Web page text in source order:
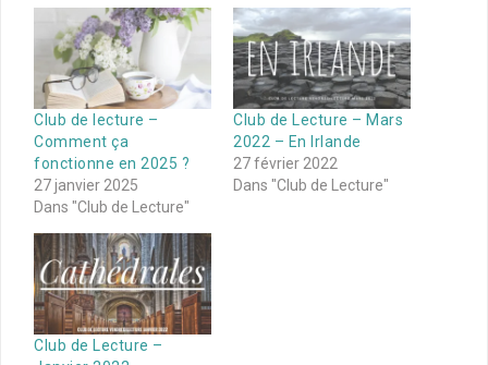
Club de lecture –
Comment ça
fonctionne en 2025 ?
27 janvier 2025
Dans "Club de Lecture"
Club de Lecture – Mars
2022 – En Irlande
27 février 2022
Dans "Club de Lecture"
Club de Lecture –